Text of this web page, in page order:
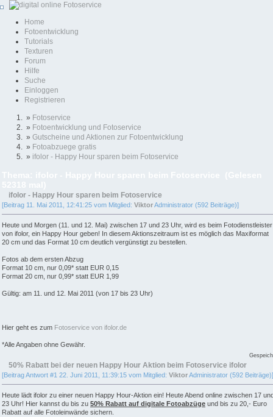
Home
Fotoentwicklung
Tutorials
Texturen
Forum
Hilfe
Suche
Einloggen
Registrieren
» Fotoservice
» Fotoentwicklung und Fotoservice
» Gutscheine und Aktionen zur Fotoentwicklung
» Fotoabzuege gratis
» ifolor - Happy Hour sparen beim Fotoservice
ifolor - Happy Hour sparen beim Fotoservice
[Beitrag 11. Mai 2011, 12:41:25 vom Mitglied: ViktorAdministrator (592 Beiträge)]
Heute und Morgen (11. und 12. Mai) zwischen 17 und 23 Uhr, wird es beim Fotodienstleister
von ifolor, ein Happy Hour geben! In diesem Aktionszeitraum ist es möglich das Maxiformat
20 cm und das Format 10 cm deutlich vergünstigt zu bestellen.
Fotos ab dem ersten Abzug
Format 10 cm, nur 0,09* statt EUR 0,15
Format 20 cm, nur 0,99* statt EUR 1,99
Gültig: am 11. und 12. Mai 2011 (von 17 bis 23 Uhr)
Hier geht es zum Fotoservice von ifolor.de
*Alle Angaben ohne Gewähr.
50% Rabatt bei der neuen Happy Hour Aktion beim Fotoservice ifolor
[Beitrag Antwort #1 22. Juni 2011, 11:39:15 vom Mitglied: ViktorAdministrator (592 Beiträge)]
Heute lädt ifolor zu einer neuen Happy Hour-Aktion ein! Heute Abend online zwischen 17
23 Uhr! Hier kannst du bis zu 50% Rabatt auf digitale Fotoabzüge und bis zu 20,- Euro
Rabatt auf alle Fotoleinwände sichern.